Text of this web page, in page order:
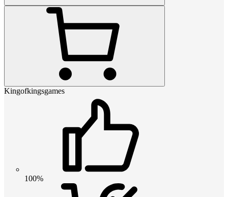
Kingofkingsgames
100%